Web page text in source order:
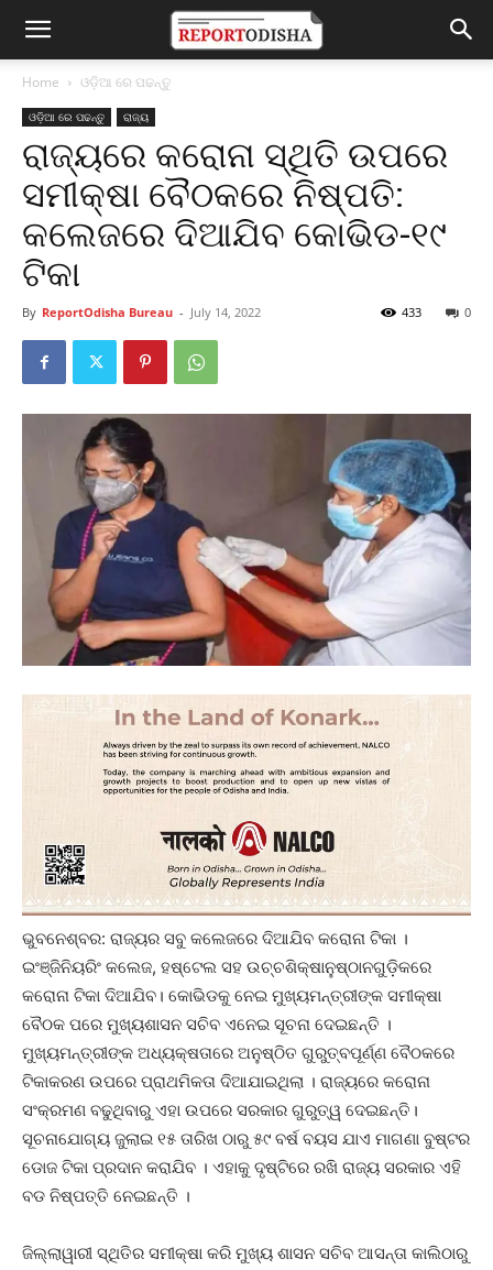
Home ଓଡ଼ିଆ ରେ ପଢନ୍ତୁ
ଓଡ଼ିଆ ରେ ପଢନ୍ତୁ ରାଜ୍ୟ
ରାଜ୍ୟରେ କରୋନା ସ୍ଥିତି ଉପରେ
ସମୀକ୍ଷା ବୈଠକରେ ନିଷ୍ପତି:
କଲେଜରେ ଦିଆଯିବ କୋଭିଡ-୧୯
ଟିକା
By ReportOdisha Bureau - July 14, 2022 0
433
ଭୁବନେଶ୍ବର: ରାଜ୍ୟର ସବୁ କଲେଜରେ ଦିଆଯିବ କରୋନା ଟିକା ।
ଇଂଞ୍ଜିନିୟରିଂ କଲେଜ, ହଷ୍ଟେଲ ସହ ଉଚ୍ଚଶିକ୍ଷାନୁଷ୍ଠାନଗୁଡ଼ିକରେ
କରୋନା ଟିକା ଦିଆଯିବ। କୋଭିଡକୁ ନେଇ ମୁଖ୍ୟମନ୍ତ୍ରୀଙ୍କ ସମୀକ୍ଷା
ବୈଠକ ପରେ ମୁଖ୍ୟଶାସନ ସଚିବ ଏନେଇ ସୂଚନା ଦେଇଛନ୍ତି ।
ମୁଖ୍ୟମନ୍ତ୍ରୀଙ୍କ ଅଧ୍ୟକ୍ଷତାରେ ଅନୁଷ୍ଠିତ ଗୁରୁତ୍ବପୂର୍ଣ୍ଣ ବୈଠକରେ
ଟିକାକରଣ ଉପରେ ପ୍ରାଥମିକତା ଦିଆଯାଇଥିଲା । ରାଜ୍ୟରେ କରୋନା
ସଂକ୍ରମଣ ବଢୁଥିବାରୁ ଏହା ଉପରେ ସରକାର ଗୁରୁତ୍ୱ ଦେଇଛନ୍ତି।
ସୂଚନାଯୋଗ୍ୟ ଜୁଲାଇ ୧୫ ତାରିଖ ଠାରୁ ୫୯ ବର୍ଷ ବୟସ ଯାଏ ମାଗଣା ବୁଷ୍ଟର
ଡୋଜ ଟିକା ପ୍ରଦାନ କରାଯିବ । ଏହାକୁ ଦୃଷ୍ଟିରେ ରଖି ରାଜ୍ୟ ସରକାର ଏହି
ବଡ ନିଷ୍ପତ୍ତି ନେଇଛନ୍ତି ।
ଜିଲ୍ଲାୱାରୀ ସ୍ଥିତିର ସମୀକ୍ଷା କରି ମୁଖ୍ୟ ଶାସନ ସଚିବ ଆସନ୍ତା କାଲିଠାରୁ